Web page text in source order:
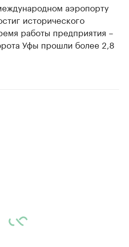
аэропорту
исторического
работы предприятия –
Уфы прошли более 2,8